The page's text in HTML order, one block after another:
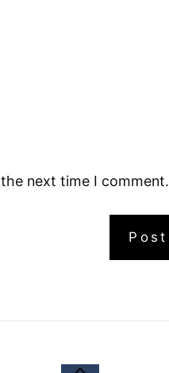
next time I comment.